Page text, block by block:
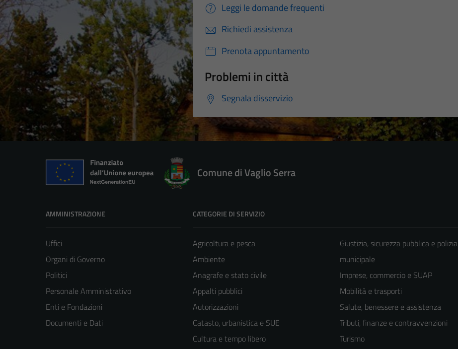
Leggi le domande frequenti
Richiedi assistenza
Prenota appuntamento
Problemi in città
Segnala disservizio
Comune di Vaglio Serra
AMMINISTRAZIONE
Uffici
Organi di Governo
Politici
Personale Amministrativo
Enti e Fondazioni
Documenti e Dati
CATEGORIE DI SERVIZIO
Agricoltura e pesca
Ambiente
Anagrafe e stato civile
Appalti pubblici
Autorizzazioni
Catasto, urbanistica e SUE
Cultura e tempo libero
Giustizia, sicurezza pubblica e polizia
municipale
Imprese, commercio e SUAP
Mobilità e trasporti
Salute, benessere e assistenza
Tributi, finanze e contravvenzioni
Turismo